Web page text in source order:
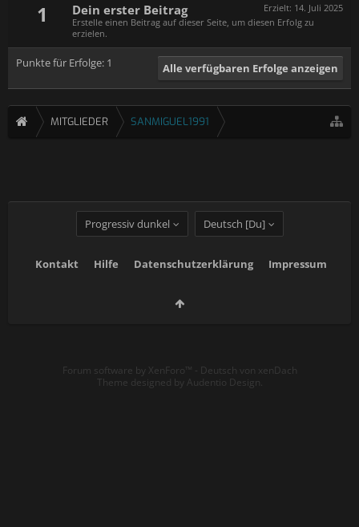
1 Erzielt: 14. Juli 2025
Dein erster Beitrag
Erstelle einen Beitrag auf dieser Seite, um diesen Erfolg zu
erzielen.
Punkte für Erfolge: 1 Alle verfügbaren Erfolge anzeigen
MITGLIEDER SANMIGUEL1991
Progressiv dunkel Deutsch [Du]
Kontakt Hilfe Datenschutzerklärung Impressum
Forum software by XenForo™ - Deutsch von xenDach
Theme designed by Audentio Design.